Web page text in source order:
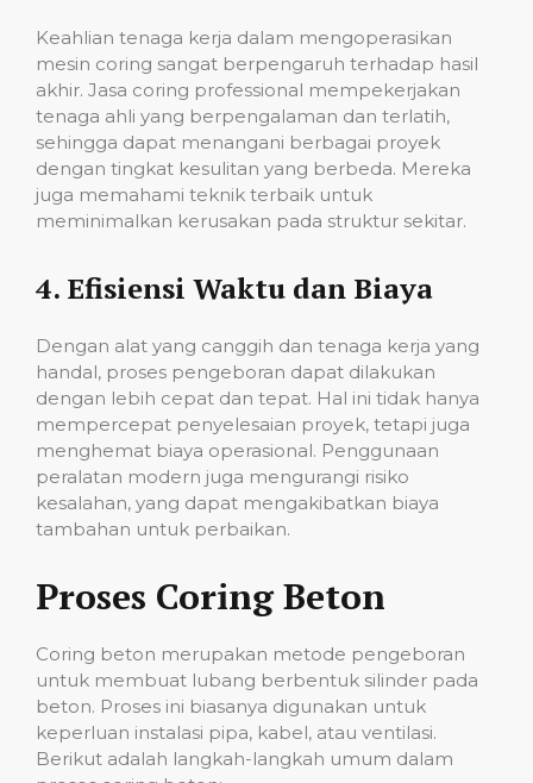
Keahlian tenaga kerja dalam mengoperasikan
mesin coring sangat berpengaruh terhadap hasil
akhir. Jasa coring professional mempekerjakan
tenaga ahli yang berpengalaman dan terlatih,
sehingga dapat menangani berbagai proyek
dengan tingkat kesulitan yang berbeda. Mereka
juga memahami teknik terbaik untuk
meminimalkan kerusakan pada struktur sekitar.
4. Efisiensi Waktu dan Biaya
Dengan alat yang canggih dan tenaga kerja yang
handal, proses pengeboran dapat dilakukan
dengan lebih cepat dan tepat. Hal ini tidak hanya
mempercepat penyelesaian proyek, tetapi juga
menghemat biaya operasional. Penggunaan
peralatan modern juga mengurangi risiko
kesalahan, yang dapat mengakibatkan biaya
tambahan untuk perbaikan.
Proses Coring Beton
Coring beton merupakan metode pengeboran
untuk membuat lubang berbentuk silinder pada
beton. Proses ini biasanya digunakan untuk
keperluan instalasi pipa, kabel, atau ventilasi.
Berikut adalah langkah-langkah umum dalam